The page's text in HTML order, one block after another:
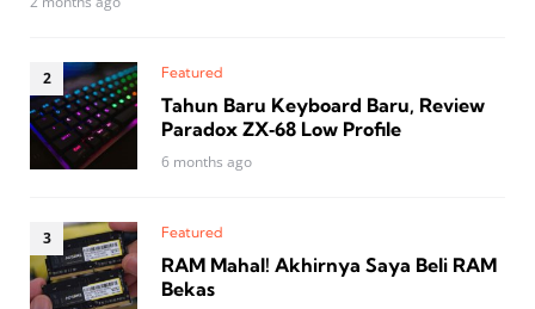
Featured
Tahun Baru Keyboard Baru, Review
Paradox ZX‑68 Low Profile
6 months ago
Featured
RAM Mahal! Akhirnya Saya Beli RAM
Bekas